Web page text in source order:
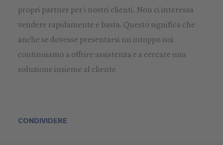
propri partner per i nostri clienti. Non ci interessa
vendere rapidamente e basta. Questo significa che
anche se dovesse presentarsi un intoppo noi
continuiamo a offrire assistenza e a cercare una
soluzione insieme al cliente
CONDIVIDERE